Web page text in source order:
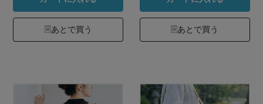
あとで買う あとで買う